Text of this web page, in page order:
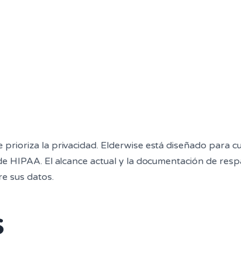
la privacidad. Elderwise está diseñado para
El alcance actual y la documentación de
sus datos.